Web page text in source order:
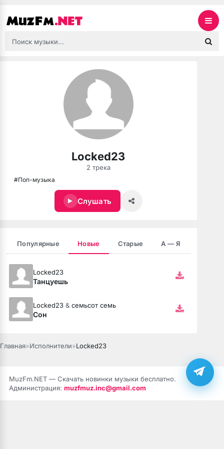
Locked23
2 трека
#Поп-музыка
Слушать
Популярные Новые Старые А — Я
Locked23
Танцуешь
Locked23 & семьсот семь
Сон
Главная»Исполнители»Locked23
MuzFm.NET — Скачать новинки музыки бесплатно.
Администрация: muzfmuz.inc@gmail.com